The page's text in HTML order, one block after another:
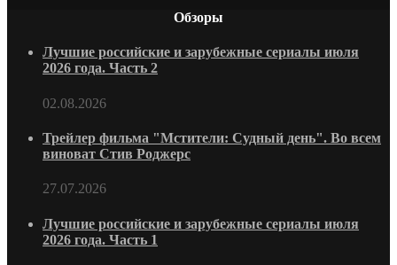
Обзоры
Лучшие российские и зарубежные сериалы июля
2026 года. Часть 2
02.08.2026
Трейлер фильма "Мстители: Судный день". Во всем
виноват Стив Роджерс
27.07.2026
Лучшие российские и зарубежные сериалы июля
2026 года. Часть 1